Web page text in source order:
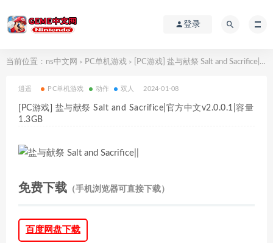
登录
当前位置： ns中文网 > PC单机游戏 > [PC游戏] 盐与献祭 Salt and Sacrifice|官方中文v2.0.0.1|容量1.3GB
逍遥 PC单机游戏 动作 双人 2024-01-08
[PC游戏] 盐与献祭 Salt and Sacrifice|官方中文v2.0.0.1|容量
1.3GB
免费下载 （手机浏览器可直接下载）
百度网盘下载